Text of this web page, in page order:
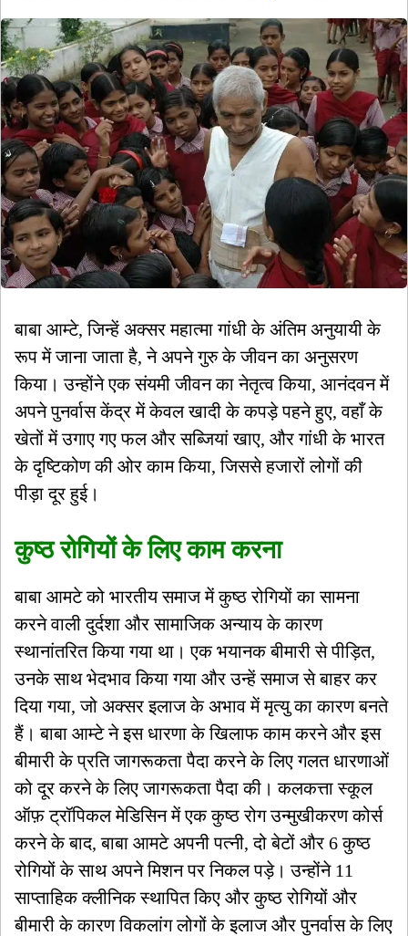
बाबा आम्टे, जिन्हें अक्सर महात्मा गांधी के अंतिम अनुयायी के
रूप में जाना जाता है, ने अपने गुरु के जीवन का अनुसरण
किया। उन्होंने एक संयमी जीवन का नेतृत्व किया, आनंदवन में
अपने पुनर्वास केंद्र में केवल खादी के कपड़े पहने हुए, वहाँ के
खेतों में उगाए गए फल और सब्जियां खाए, और गांधी के भारत
के दृष्टिकोण की ओर काम किया, जिससे हजारों लोगों की
पीड़ा दूर हुई।
कुष्ठ रोगियों के लिए काम करना
बाबा आमटे को भारतीय समाज में कुष्ठ रोगियों का सामना
करने वाली दुर्दशा और सामाजिक अन्याय के कारण
स्थानांतरित किया गया था। एक भयानक बीमारी से पीड़ित,
उनके साथ भेदभाव किया गया और उन्हें समाज से बाहर कर
दिया गया, जो अक्सर इलाज के अभाव में मृत्यु का कारण बनते
हैं। बाबा आम्टे ने इस धारणा के खिलाफ काम करने और इस
बीमारी के प्रति जागरूकता पैदा करने के लिए गलत धारणाओं
को दूर करने के लिए जागरूकता पैदा की। कलकत्ता स्कूल
ऑफ़ ट्रॉपिकल मेडिसिन में एक कुष्ठ रोग उन्मुखीकरण कोर्स
करने के बाद, बाबा आमटे अपनी पत्नी, दो बेटों और 6 कुष्ठ
रोगियों के साथ अपने मिशन पर निकल पड़े। उन्होंने 11
साप्ताहिक क्लीनिक स्थापित किए और कुष्ठ रोगियों और
बीमारी के कारण विकलांग लोगों के इलाज और पुनर्वास के लिए